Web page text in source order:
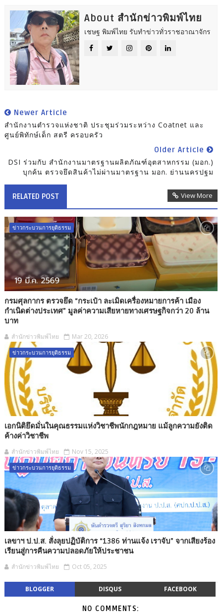
About สำนักข่าวพิมพ์ไทย
เชษฐ พิมพ์ไทย รับทำข่าวทั่วราชอาณาจักร
Newer Article
สำนักงานตำรวจแห่งชาติ ประชุมร่วมระหว่าง Coatnet และ
ศูนย์พิทักษ์เด็ก สตรี ครอบครัว
Older Article
DSI ร่วมกับ สำนักงานมาตรฐานผลิตภัณฑ์อุตสาหกรรม (มอก.)
บุกค้น ตรวจยึดสินค้าไม่ผ่านมาตรฐาน มอก. ย่านนครปฐม
RELATED POST View More
ข่าวกระบวนการยุติธรรม
กรมศุลกากร ตรวจยึด “กระเป๋า ละเมิดเครื่องหมายการค้า เมือง
กำเนิดต่างประเทศ” มูลค่าความเสียหายทางเศรษฐกิจกว่า 20 ล้าน
บาท
สำนักข่าวพิมพ์ไทย Mar 20, 2026
ข่าวกระบวนการยุติธรรม
เอกนิติยึดมั่นในคุณธรรมแห่งวิชาชีพนักกฎหมาย แม้ลูกความยังติด
ค้างค่าวิชาชีพ
สำนักข่าวพิมพ์ไทย Nov 15, 2025
ข่าวกระบวนการยุติธรรม
เลขาฯ ป.ป.ส. สั่งลุยปฏิบัติการ “1386 ท่านแจ้ง เราจับ” จากเสียงร้อง
เรียนสู่การคืนความปลอดภัยให้ประชาชน
สำนักข่าวพิมพ์ไทย Oct 05, 2025
BLOGGER DISQUS FACEBOOK
NO COMMENTS: